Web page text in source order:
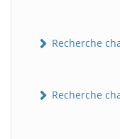
Recherche
Recherche